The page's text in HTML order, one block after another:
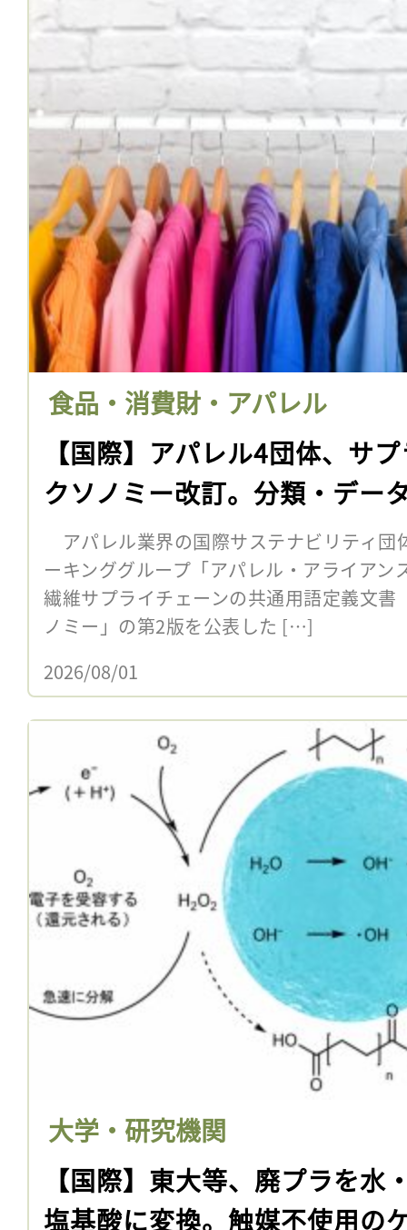
食品・消費財・アパレル
【国際】アパレル4団体、サ
クソノミー改訂。分類・デー
アパレル業界の国際サステナビリティ団
ーキンググループ「アパレル・アライアン
繊維サプライチェーンの共通用語定義文書
ノミー」の第2版を公表した […]
2026/08/01
大学・研究機関
【国際】東大等、廃プラを水
塩基酸に変換。触媒不使用の